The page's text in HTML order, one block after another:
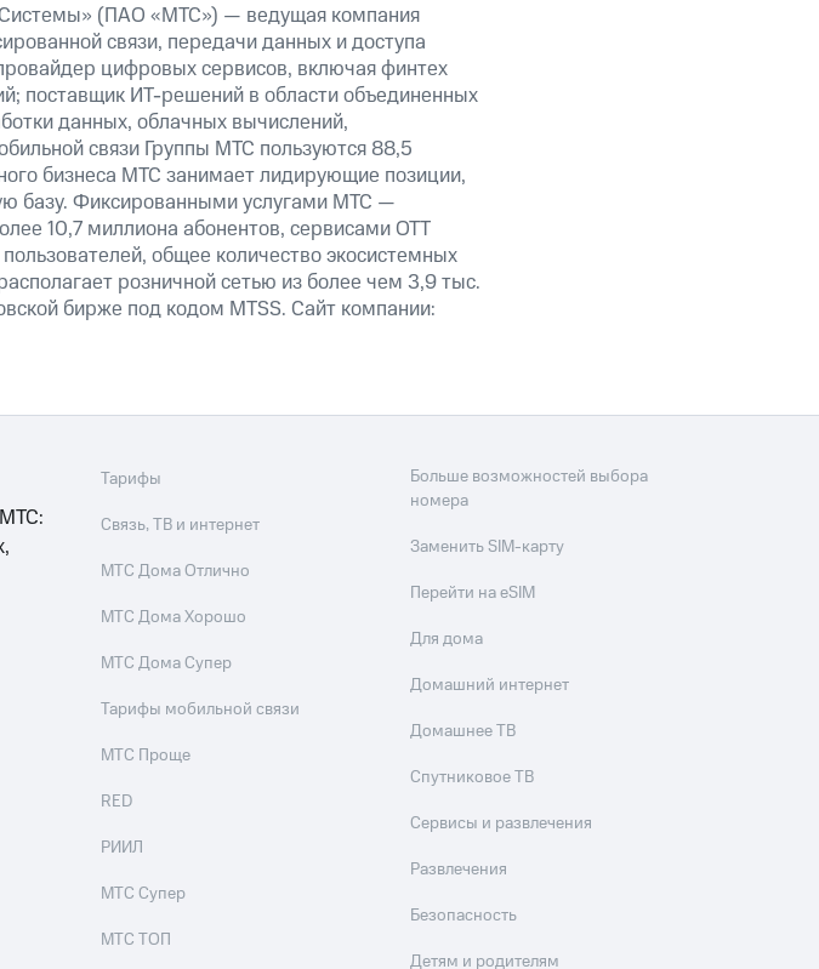
(ПАО «МТС») — ведущая компания
связи, передачи данных и доступа
цифровых сервисов, включая финтех
поставщик ИТ-решений в области объединенных
данных, облачных вычислений,
связи Группы МТС пользуются 88,5
бизнеса МТС занимает лидирующие позиции,
базу. Фиксированными услугами МТС —
10,7 миллиона абонентов, сервисами OTT
общее количество экосистемных
розничной сетью из более чем 3,9 тыс.
бирже под кодом MTSS. Сайт компании:
Тарифы
Связь, ТВ и интернет
МТС Дома Отлично
МТС Дома Хорошо
МТС Дома Супер
Тарифы мобильной связи
МТС Проще
RED
РИИЛ
МТС Супер
МТС ТОП
Больше возможностей выбора
номера
Заменить SIM-карту
Перейти на eSIM
Для дома
Домашний интернет
Домашнее ТВ
Спутниковое ТВ
Сервисы и развлечения
Развлечения
Безопасность
Детям и родителям